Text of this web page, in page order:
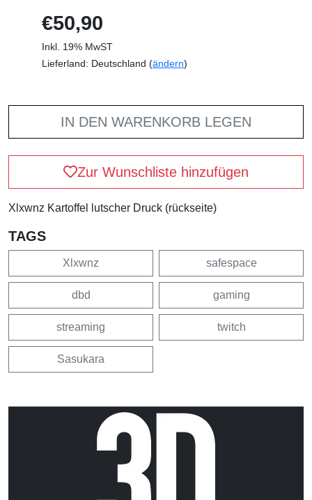
€50,90
Inkl. 19% MwST
Lieferland: Deutschland (ändern)
IN DEN WARENKORB LEGEN
Zur Wunschliste hinzufügen
Xlxwnz Kartoffel lutscher Druck (rückseite)
TAGS
Xlxwnz safespace
dbd gaming
streaming twitch
Sasukara